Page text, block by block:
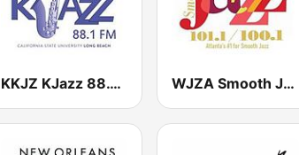
KKJZ KJazz 88.1 FM WJZA Smooth Jazz